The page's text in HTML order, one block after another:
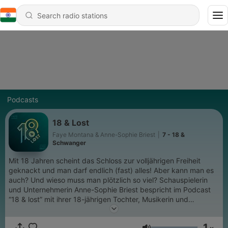
Podcasts
18 & Lost
Faye Montana & Anne-Sophie Briest
7 - 18 &
Schwanger
Mit 18 Jahren scheint das Schloss zur volljährigen Freiheit
geknackt und man darf endlich (fast) alles! Aber kann man es
auch? Und wieso muss man plötzlich so viel? Schauspielerin
und Unternehmerin Anne-Sophie Briest bespricht im Podcast
“18 & lost” mit ihrer 18-jährigen Tochter, Musikerin und
Schauspielerin Faye Montana, über all die herausfordernden